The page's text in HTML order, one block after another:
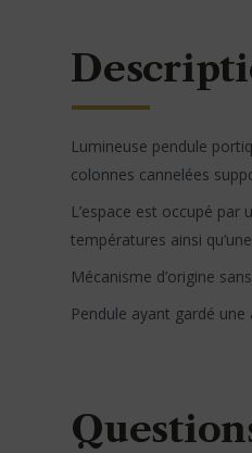
Lumineuse pendule
colonnes cannelées
L’espace est occupé
températures ainsi
Mécanisme d’origine
Pendule ayant gardé